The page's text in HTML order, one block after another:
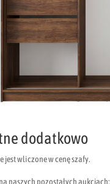
dodatkowo
jest wliczone w cenę szafy.
naszych pozostałych aukcjach: